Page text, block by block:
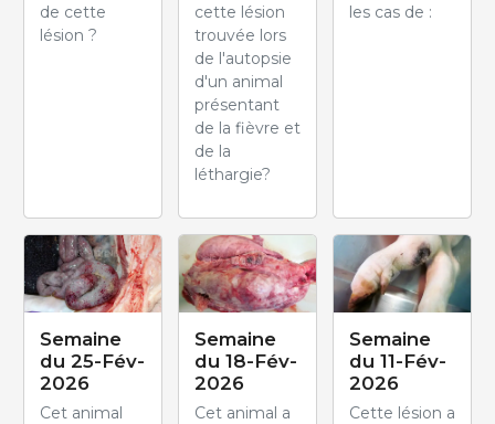
de cette
lésion ?
cette lésion
trouvée lors
de l'autopsie
d'un animal
présentant
de la fièvre et
de la
léthargie?
les cas de :
Semaine
du 25-Fév-
2026
Cet animal
Semaine
du 18-Fév-
2026
Cet animal a
Semaine
du 11-Fév-
2026
Cette lésion a